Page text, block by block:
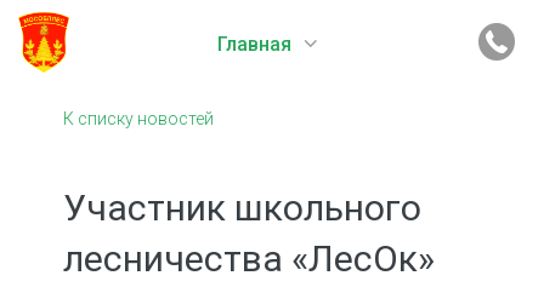
Главная
К списку новостей
Участник школьного
лесничества «ЛесОк»